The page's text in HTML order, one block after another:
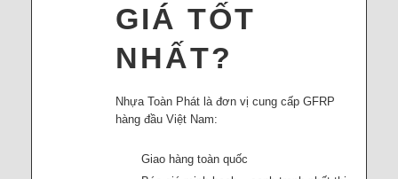
GIÁ TỐT
NHẤT?
Nhựa Toàn Phát là đơn vị cung cấp GFRP
hàng đầu Việt Nam:
Giao hàng toàn quốc